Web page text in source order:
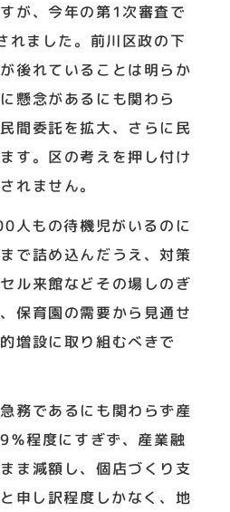
が、今年の第1次審査で
ました。前川区政の下
後れていることは明らか
懸念があるにも関わら
間委託を拡大、さらに民
す。区の考えを押し付け
れません。
人もの待機児がいるのに
で詰め込んだうえ、対策
ル来館などその場しのぎ
保育園の需要から見通せ
増設に取り組むべきで
務であるにも関わらず産
％程度にすぎず、産業融
ま減額し、個店づくり支
申し訳程度しかなく、地